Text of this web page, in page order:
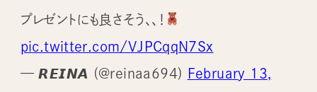
プレゼントにも良さそう、、！
pic.twitter.com/VJPCqqN7Sx
— 𝙍𝙀𝙄𝙉𝘼 (@reinaa694)
February 13,